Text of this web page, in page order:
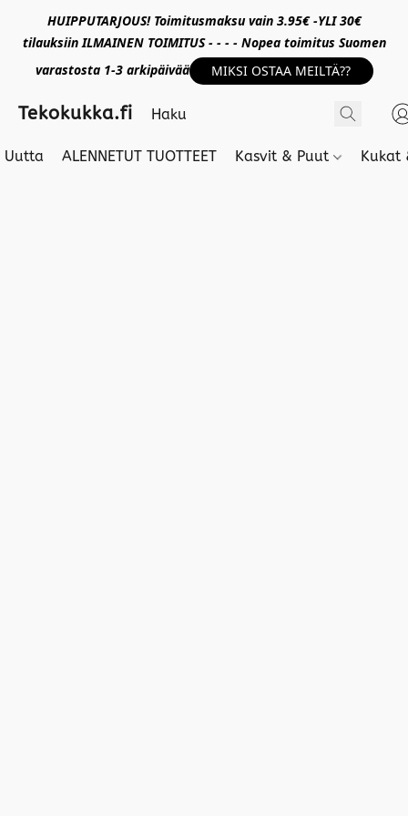
HUIPPUTARJOUS! Toimitusmaksu vain 3.95€ -YLI 30€
tilauksiin ILMAINEN TOIMITUS - - - - Nopea toimitus Suomen
varastosta 1-3 arkipäivää
MIKSI OSTAA MEILTÄ??
Tekokukka.fi
Uutta ALENNETUT TUOTTEET Kasvit & Puut Kukat